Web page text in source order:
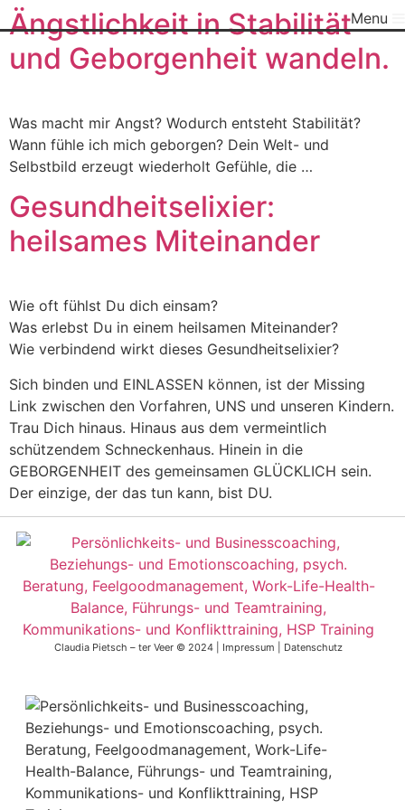
Menu
Ängstlichkeit in Stabilität
und Geborgenheit wandeln.
Was macht mir Angst? Wodurch entsteht Stabilität?
Wann fühle ich mich geborgen? Dein Welt- und
Selbstbild erzeugt wiederholt Gefühle, die …
Gesundheitselixier:
heilsames Miteinander
Wie oft fühlst Du dich einsam?
Was erlebst Du in einem heilsamen Miteinander?
Wie verbindend wirkt dieses Gesundheitselixier?
Sich binden und EINLASSEN können, ist der Missing
Link zwischen den Vorfahren, UNS und unseren Kindern.
Trau Dich hinaus. Hinaus aus dem vermeintlich
schützendem Schneckenhaus. Hinein in die
GEBORGENHEIT des gemeinsamen GLÜCKLICH sein.
Der einzige, der das tun kann, bist DU.
Claudia Pietsch – ter Veer © 2024 | Impressum Datenschutz